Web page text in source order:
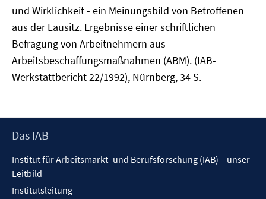
und Wirklichkeit - ein Meinungsbild von Betroffenen
aus der Lausitz. Ergebnisse einer schriftlichen
Befragung von Arbeitnehmern aus
Arbeitsbeschaffungsmaßnahmen (ABM). (IAB-
Werkstattbericht 22/1992), Nürnberg, 34 S.
Footer
Das IAB
Institut für Arbeitsmarkt- und Berufsforschung (IAB) – unser
Leitbild
Institutsleitung